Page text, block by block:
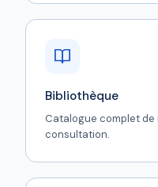
Bibliothèque
Catalogue complet de
consultation.